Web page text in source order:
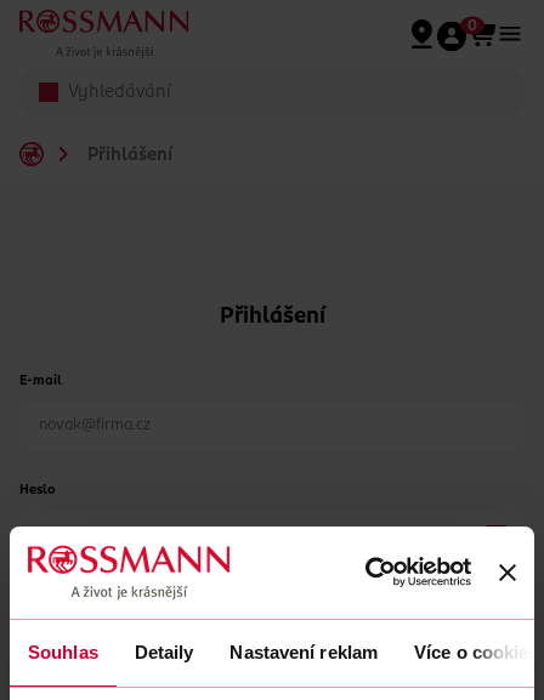
Souhlas Detaily Nastavení reklam Více o cookies
Přeskočit na hlavmní obsah
0
Přihlášení
Přihlášení
E-mail
Heslo
Zapomenuté heslo
PŘIHLÁSIT SE